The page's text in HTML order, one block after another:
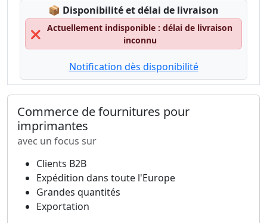
📦 Lagerstatus:
Disponibilité et délai de livraison
❌
Actuellement indisponible : délai de livraison
inconnu
Notification dès disponibilité
Commerce de fournitures pour
imprimantes
avec un focus sur
Clients B2B
Expédition dans toute l'Europe
Grandes quantités
Exportation